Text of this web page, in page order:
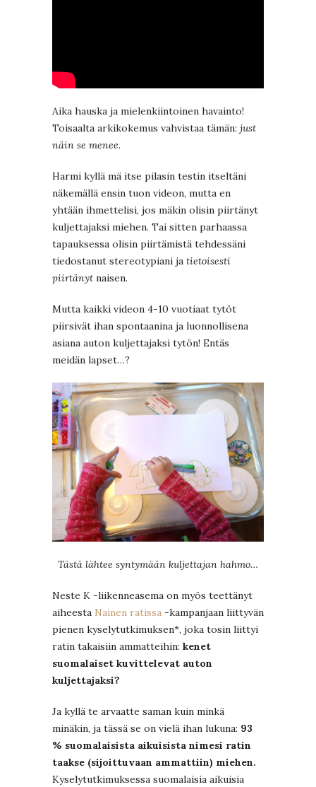
Aika hauska ja mielenkiintoinen havainto!
Toisaalta arkikokemus vahvistaa tämän: just
näin se menee.
Harmi kyllä mä itse pilasin testin itseltäni
näkemällä ensin tuon videon, mutta en
yhtään ihmettelisi, jos mäkin olisin piirtänyt
kuljettajaksi miehen. Tai sitten parhaassa
tapauksessa olisin piirtämistä tehdessäni
tiedostanut stereotypiani ja tietoisesti
piirtänyt naisen.
Mutta kaikki videon 4-10 vuotiaat tytöt
piirsivät ihan spontaanina ja luonnollisena
asiana auton kuljettajaksi tytön! Entäs
meidän lapset…?
Tästä lähtee syntymään kuljettajan hahmo…
Neste K -liikenneasema on myös teettänyt
aiheesta Nainen ratissa -kampanjaan liittyvän
pienen kyselytutkimuksen*, joka tosin liittyi
ratin takaisiin ammatteihin: kenet
suomalaiset kuvittelevat auton
kuljettajaksi?
Ja kyllä te arvaatte saman kuin minkä
minäkin, ja tässä se on vielä ihan lukuna: 93
% suomalaisista aikuisista nimesi ratin
taakse (sijoittuvaan ammattiin) miehen.
Kyselytutkimuksessa suomalaisia aikuisia